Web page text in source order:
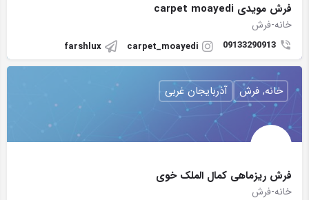
فرش مویدی carpet moayedi
خانه-فرش
09133290913
carpet_moayedi
farshlux
فرش ریزماهی کمال الملک خوی
خانه-فرش
خانه, فرش آذربایجان غربی